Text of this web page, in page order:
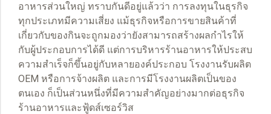
อาหารส่วนใหญ่ ทราบกันดีอยู่แล้วว่า การลงทุนในธุรกิจ
ทุกประเภทมีความเสี่ยง แม้ธุรกิจหรือการขายสินค้าที่
เกี่ยวกับของกินจะถูกมองว่ายังสามารถสร้างผลกำไรให้
กับผู้ประกอบการได้ดี แต่การบริหารร้านอาหารให้ประสบ
ความสำเร็จก็ขึ้นอยู่กับหลายองค์ประกอบ โรงงานรับผลิต
OEM หรือการจ้างผลิต และการมีโรงงานผลิตเป็นของ
ตนเอง ก็เป็นส่วนหนึ่งที่มีความสำคัญอย่างมากต่อธุรกิจ
ร้านอาหารและฟู้ดส์เซอร์วิส